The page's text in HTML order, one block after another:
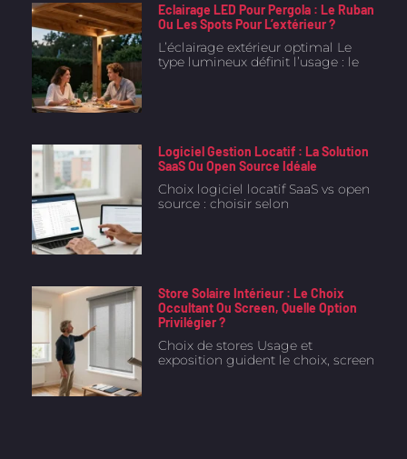
Eclairage LED Pour Pergola : Le Ruban
Ou Les Spots Pour L’extérieur ?
L’éclairage extérieur optimal Le
type lumineux définit l’usage : le
Logiciel Gestion Locatif : La Solution
SaaS Ou Open Source Idéale
Choix logiciel locatif SaaS vs open
source : choisir selon
Store Solaire Intérieur : Le Choix
Occultant Ou Screen, Quelle Option
Privilégier ?
Choix de stores Usage et
exposition guident le choix, screen